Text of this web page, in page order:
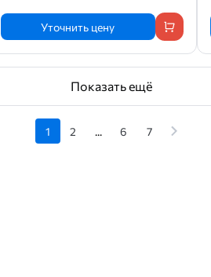
Уточнить цену
Показать ещё
1 2 ... 6 7